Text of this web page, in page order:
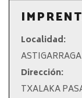
Localidad:
ASTIGARRAGA
Dirección:
TXALAKA